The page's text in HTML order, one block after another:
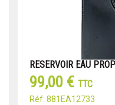
RESERVOIR EAU
99,00 € TTC
Réf: 881EA12733